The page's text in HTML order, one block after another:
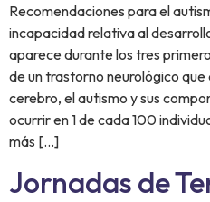
Recomendaciones para el
incapacidad relativa al
aparece durante los tres
de un trastorno neurológico
cerebro, el autismo y sus
ocurrir en 1 de cada 100
más […]
Jornadas de